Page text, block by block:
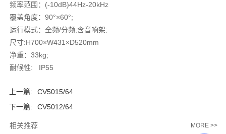
频率范围：(-10dB)44Hz-20kHz
覆盖角度：90°×60°;
运行模式：全频/分频;含音响架;
尺寸:H700×W431×D520mm
净重：33kg;
耐候性: IP55
上一篇:
CV5015/64
下一篇:
CV5012/64
相关推荐 MORE >>